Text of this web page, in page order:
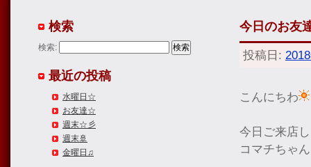
今日のお友
投稿日:
こんにちわ
今日ご来店
コマチちゃん
検索
検索:
最近の投稿
水曜日☆
お友達☆
週末☆彡
週末🚢
金曜日♫